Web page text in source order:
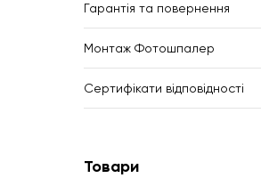
Гарантія та повернення
Монтаж Фотошпалер
Сертифікати відповідності
Товари